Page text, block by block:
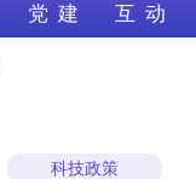
党 建 互 动
科技政策